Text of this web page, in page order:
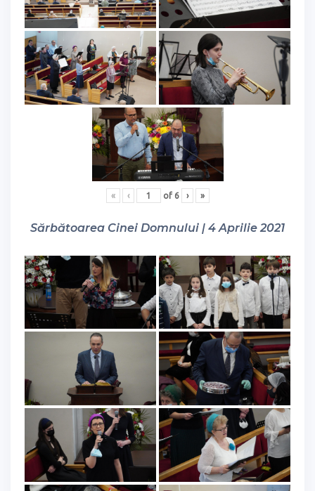
« ‹ of 6 › »
Sărbătoarea Cinei Domnului | 4 Aprilie 2021